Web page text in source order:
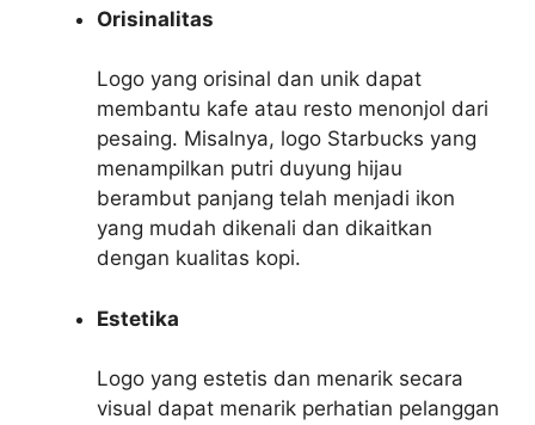
Orisinalitas
Logo yang orisinal dan unik dapat
membantu kafe atau resto menonjol dari
pesaing. Misalnya, logo Starbucks yang
menampilkan putri duyung hijau
berambut panjang telah menjadi ikon
yang mudah dikenali dan dikaitkan
dengan kualitas kopi.
Estetika
Logo yang estetis dan menarik secara
visual dapat menarik perhatian pelanggan